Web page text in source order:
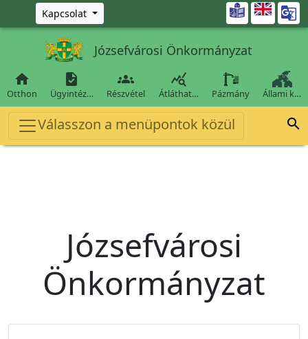
Ugrás a fő tartalomra
Kapcsolat 
Józsefvárosi Önkormányzat

Otthon

Ügyintéz…

Részvétel

Átláthat… Pázmány Állami k…
Válasszon a menüpontok közül 
Józsefvárosi
Önkormányzat